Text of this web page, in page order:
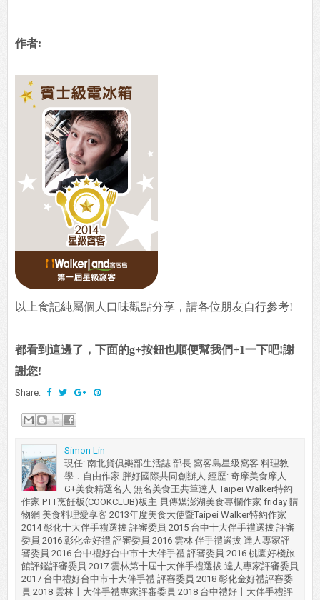
作者:
以上食記純屬個人口味觀點分享，請各位朋友自行參考!
都看到這邊了，下面的g+按鈕也順便幫我們+1一下吧!謝
謝您!
Share:
Simon Lin
現任: 南北貨俱樂部生活誌 部長 窩客島星級窩客 料理教
學．自由作家 胖好國際共同創辦人 經歷: 奇摩美食摩人
G+美食精選名人 無名美食王共筆達人 Taipei Walker特約
作家 PTT烹飪板(COOKCLUB)板主 貝傳媒澎湖美食專欄作家 friday 購
物網 美食料理愛享客 2013年度美食大使暨Taipei Walker特約作家
2014 彰化十大伴手禮選拔 評審委員 2015 台中十大伴手禮選拔 評審
委員 2016 彰化金好禮 評審委員 2016 雲林 伴手禮選拔 達人專家評
審委員 2016 台中禮好台中市十大伴手禮 評審委員 2016 桃園好棧旅
館評鑑評審委員 2017 雲林第十屆十大伴手禮選拔 達人專家評審委員
2017 台中禮好台中市十大伴手禮 評審委員 2018 彰化金好禮評審委
員 2018 雲林十大伴手禮專家評審委員 2018 台中禮好十大伴手禮評